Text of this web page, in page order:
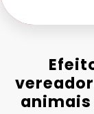
animais